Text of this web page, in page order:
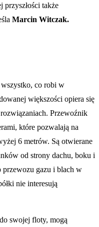
także
Marcin Witczak.
co robi w
większości opiera się
Przewoźnik
które pozwalają na
6 metrów. Są otwierane
od strony dachu, boku i
przewozu gazu i blach w
nie interesują
swojej floty, mogą